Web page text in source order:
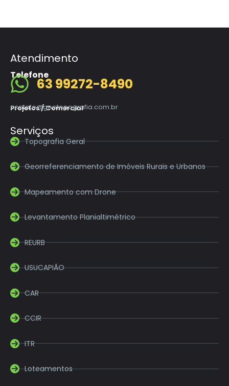
Atendimento
Telefone
63 99272-8490
Projetos / Comercial
contato@geotopografia.com.br
Serviços
Topografia Geral
Georreferenciamento de Imóveis Rurais e Urbanos
Mapeamento com Drone
Levantamento Planialtimétrico
REURB
USUCAPIÃO
CAR
CCIR
ITR
Loteamentos